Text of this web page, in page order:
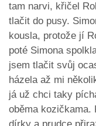
tam narvi, křičel
tlačit do pusy.
kousla, protože jí
poté Simona
jsem tlačit svůj
házela až mi
já už chci taky
oběma kozičkama.